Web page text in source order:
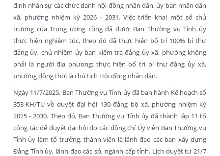
định nhân sự các chức danh hội đồng nhân dân, ủy ban nhân dân
xã, phường nhiệm kỳ 2026 - 2031. Việc triển khai một số chủ
trương của Trung ương cũng đã được Ban Thường vụ Tỉnh ủy
thực hiện nghiêm túc, theo đó đã thực hiện bố trí 100% bí thư
đảng ủy, chủ nhiệm ủy ban kiểm tra đảng ủy xã, phường không
phải là người địa phương; thực hiện bố trí bí thư đảng ủy xã,
phường đồng thời là chủ tịch Hội đồng nhân dân.
Ngày 11/7/2025, Ban Thường vụ Tỉnh ủy đã ban hành Kế hoạch số
353-KH/TU về duyệt đại hội 130 đảng bộ xã, phường nhiệm kỳ
2025 - 2030. Theo đó, Ban Thường vụ Tỉnh ủy đã thành lập 11 tổ
công tác để duyệt đại hội do các đồng chí Ủy viên Ban Thường vụ
Tỉnh ủy làm tổ trưởng, thành viên là lãnh đạo các ban xây dựng
Đảng Tỉnh ủy, lãnh đạo các sở, ngành cấp tỉnh. Lịch duyệt từ 21/7